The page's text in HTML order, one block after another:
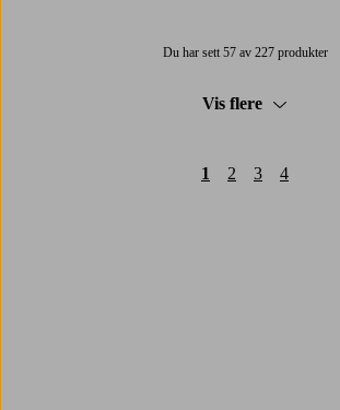
Du har sett 57 av 227 produkter
Vis flere
1 2 3 4